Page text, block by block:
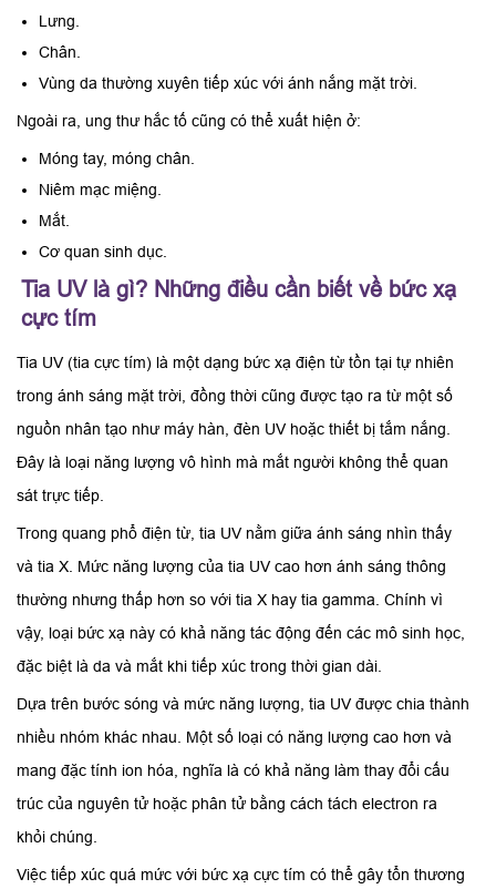
Lưng.
Chân.
Vùng da thường xuyên tiếp xúc với ánh nắng mặt trời.
Ngoài ra, ung thư hắc tố cũng có thể xuất hiện ở:
Móng tay, móng chân.
Niêm mạc miệng.
Mắt.
Cơ quan sinh dục.
Tia UV là gì? Những điều cần biết về bức xạ
cực tím
Tia UV (tia cực tím) là một dạng bức xạ điện từ tồn tại tự nhiên
trong ánh sáng mặt trời, đồng thời cũng được tạo ra từ một số
nguồn nhân tạo như máy hàn, đèn UV hoặc thiết bị tắm nắng.
Đây là loại năng lượng vô hình mà mắt người không thể quan
sát trực tiếp.
Trong quang phổ điện từ, tia UV nằm giữa ánh sáng nhìn thấy
và tia X. Mức năng lượng của tia UV cao hơn ánh sáng thông
thường nhưng thấp hơn so với tia X hay tia gamma. Chính vì
vậy, loại bức xạ này có khả năng tác động đến các mô sinh học,
đặc biệt là da và mắt khi tiếp xúc trong thời gian dài.
Dựa trên bước sóng và mức năng lượng, tia UV được chia thành
nhiều nhóm khác nhau. Một số loại có năng lượng cao hơn và
mang đặc tính ion hóa, nghĩa là có khả năng làm thay đổi cấu
trúc của nguyên tử hoặc phân tử bằng cách tách electron ra
khỏi chúng.
Việc tiếp xúc quá mức với bức xạ cực tím có thể gây tổn thương